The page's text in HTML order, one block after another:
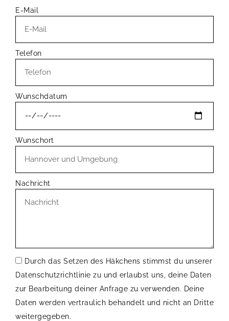
E-Mail
Telefon
Wunschdatum
Wunschort
Nachricht
Durch das Setzen des Häkchens stimmst du unserer
Datenschutzrichtlinie zu und erlaubst uns, deine Daten
zur Bearbeitung deiner Anfrage zu verwenden. Deine
Daten werden vertraulich behandelt und nicht an Dritte
weitergegeben.